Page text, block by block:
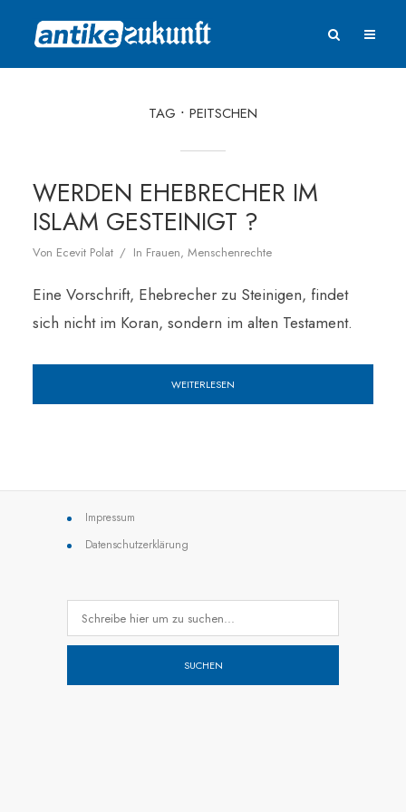
TAG PEITSCHEN
WERDEN EHEBRECHER IM
ISLAM GESTEINIGT ?
Von Ecevit Polat In Frauen, Menschenrechte
Eine Vorschrift, Ehebrecher zu Steinigen, findet
sich nicht im Koran, sondern im alten Testament.
WEITERLESEN
Impressum
Datenschutzerklärung
SUCHEN